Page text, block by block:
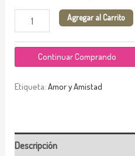
Agregar al Carrito
Continuar Comprando
Etiqueta:Amor y Amistad
Descripción